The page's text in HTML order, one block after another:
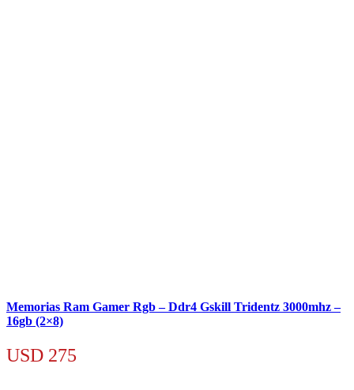
Memorias Ram Gamer Rgb – Ddr4 Gskill Tridentz 3000mhz –
16gb (2×8)
USD 275